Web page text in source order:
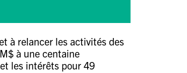
à relancer les activités des
à une centaine
les intérêts pour 49